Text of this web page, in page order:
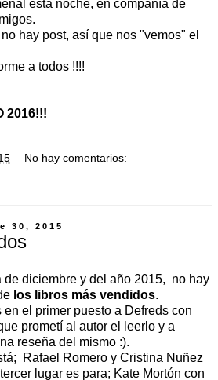
esta noche, en compañía de
hay post, así que nos "vemos" el
a todos !!!!
2016!!!
No hay comentarios:
30, 2015
de diciembre y del año 2015, no hay
los libros más vendidos.
el primer puesto a Defreds con
prometí al autor el leerlo y a
reseña del mismo :).
Rafael Romero y Cristina Nuñez
lugar es para; Kate Mortón con